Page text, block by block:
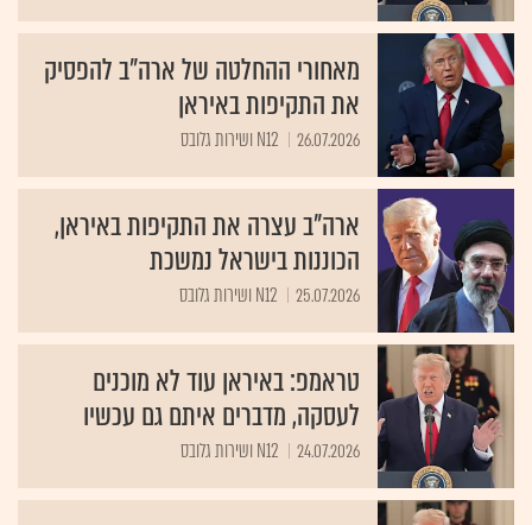
מאחורי ההחלטה של ארה"ב להפסיק
את התקיפות באיראן
26.07.2026 N12 ושירות גלובס
ארה"ב עצרה את התקיפות באיראן,
הכוננות בישראל נמשכת
25.07.2026 N12 ושירות גלובס
טראמפ: באיראן עוד לא מוכנים
לעסקה, מדברים איתם גם עכשיו
24.07.2026 N12 ושירות גלובס